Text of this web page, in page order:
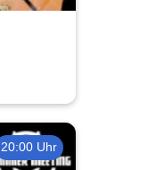
20:00 Uhr